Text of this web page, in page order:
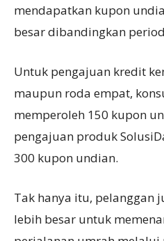
mendapatkan kupon
besar dibandingkan
Untuk pengajuan kredit
maupun roda empat,
memperoleh 150 kupon
pengajuan produk
300 kupon undian.
Tak hanya itu, pelanggan
lebih besar untuk